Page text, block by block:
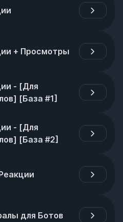
+ Просмотры
- [Для
[База #1]
- [Для
[База #2]
для Ботов